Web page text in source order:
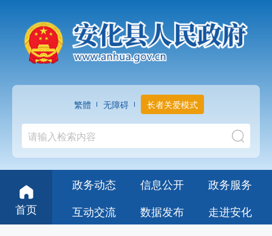
繁體 无障碍 长者关爱模式
首页
政务动态 信息公开
政务服务
互动交流
数据发布 走进安化